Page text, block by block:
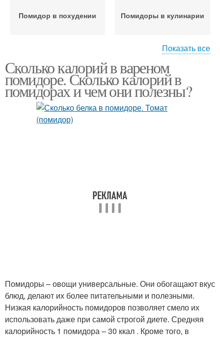
Помидор в похудении Помидоры в кулинарии
Калории в помидоре Калории в огурце
Показать все
Сколько калорий в вареном
помидоре. Сколько калорий в
помидорах и чем они полезны?
Помидоры – овощи универсальные. Они обогащают вкус
блюд, делают их более питательными и полезными.
Низкая калорийность помидоров позволяет смело их
использовать даже при самой строгой диете. Средняя
калорийность 1 помидора – 30 ккал . Кроме того, в